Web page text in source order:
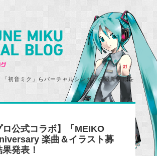
「初音ミク」らバーチャルシンガーの最新情報を
ロ公式コラボ】「MEIKO
楽曲＆イラスト募
発表！